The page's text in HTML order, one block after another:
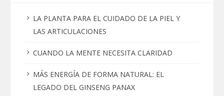
LA PLANTA PARA EL CUIDADO DE LA PIEL Y
LAS ARTICULACIONES
CUANDO LA MENTE NECESITA CLARIDAD
MÁS ENERGÍA DE FORMA NATURAL: EL
LEGADO DEL GINSENG PANAX